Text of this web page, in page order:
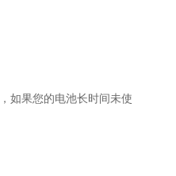
如果您的电池长时间未使